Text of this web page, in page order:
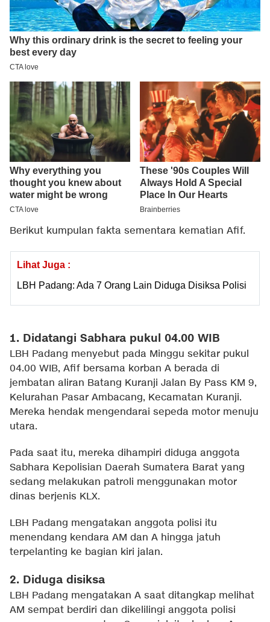
Berikut kumpulan fakta sementara kematian Afif.
Lihat Juga :
LBH Padang: Ada 7 Orang Lain Diduga Disiksa Polisi
1. Didatangi Sabhara pukul 04.00 WIB
LBH Padang menyebut pada Minggu sekitar pukul
04.00 WIB, Afif bersama korban A berada di
jembatan aliran Batang Kuranji Jalan By Pass KM 9,
Kelurahan Pasar Ambacang, Kecamatan Kuranji.
Mereka hendak mengendarai sepeda motor menuju
utara.
Pada saat itu, mereka dihampiri diduga anggota
Sabhara Kepolisian Daerah Sumatera Barat yang
sedang melakukan patroli menggunakan motor
dinas berjenis KLX.
LBH Padang mengatakan anggota polisi itu
menendang kendara AM dan A hingga jatuh
terpelanting ke bagian kiri jalan.
2. Diduga disiksa
LBH Padang mengatakan A saat ditangkap melihat
AM sempat berdiri dan dikelilingi anggota polisi